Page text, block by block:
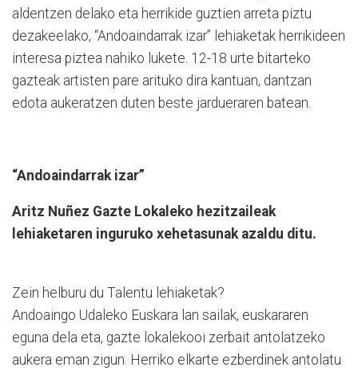
aldentzen delako eta herrikide guztien arreta piztu
dezakeelako, “Andoaindarrak izar” lehiaketak herrikideen
interesa piztea nahiko lukete. 12-18 urte bitarteko
gazteak artisten pare arituko dira kantuan, dantzan
edota aukeratzen duten beste jardueraren batean.
“Andoaindarrak izar”
Aritz Nuñez Gazte Lokaleko hezitzaileak
lehiaketaren inguruko xehetasunak azaldu ditu.
Zein helburu du Talentu lehiaketak?
Andoaingo Udaleko Euskara lan sailak, euskararen
eguna dela eta, gazte lokalekooi zerbait antolatzeko
aukera eman zigun. Herriko elkarte ezberdinek antolatu